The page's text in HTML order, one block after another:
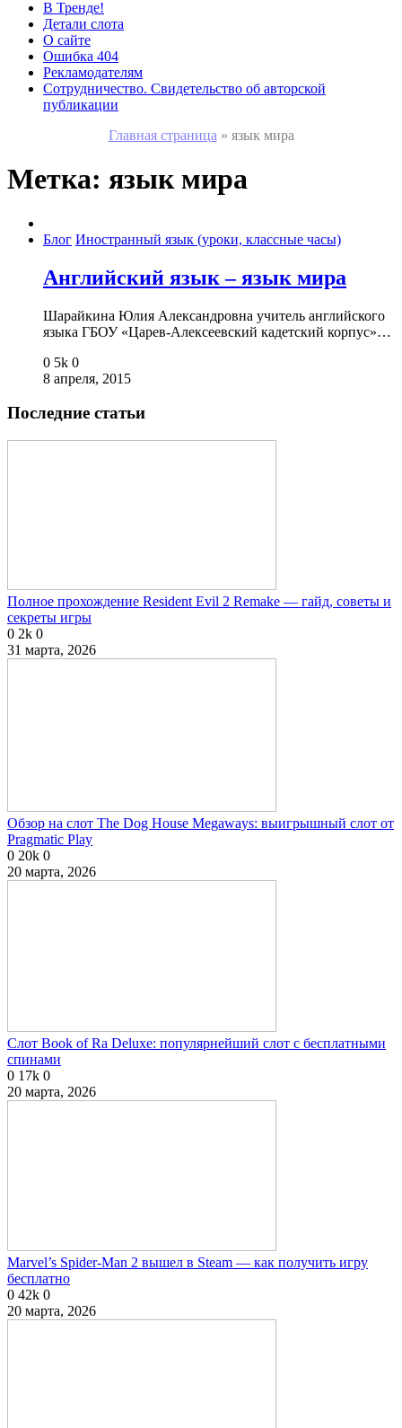
В Тренде!
Детали слота
О сайте
Ошибка 404
Рекламодателям
Сотрудничество. Свидетельство об авторской
публикации
Главная страница » язык мира
Метка: язык мира
Блог Иностранный язык (уроки, классные часы)
Английский язык – язык мира
Шарайкина Юлия Александровна учитель английского
языка ГБОУ «Царев-Алексеевский кадетский корпус»…
0 5k 0
8 апреля, 2015
Последние статьи
Полное прохождение Resident Evil 2 Remake — гайд, советы и
секреты игры
0 2k 0
31 марта, 2026
Обзор на слот The Dog House Megaways: выигрышный слот от
Pragmatic Play
0 20k 0
20 марта, 2026
Слот Book of Ra Deluxe: популярнейший слот с бесплатными
спинами
0 17k 0
20 марта, 2026
Marvel’s Spider-Man 2 вышел в Steam — как получить игру
бесплатно
0 42k 0
20 марта, 2026